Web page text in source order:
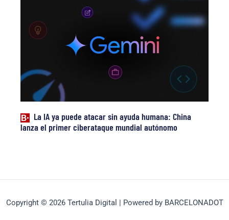
La IA ya puede atacar sin ayuda humana: China
lanza el primer ciberataque mundial autónomo
Copyright © 2026 Tertulia Digital | Powered by BARCELONADOT